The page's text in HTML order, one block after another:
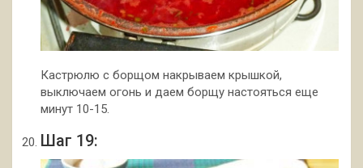
Кастрюлю с борщом накрываем крышкой,
выключаем огонь и даем борщу настояться еще
минут 10-15.
Шаг 19: